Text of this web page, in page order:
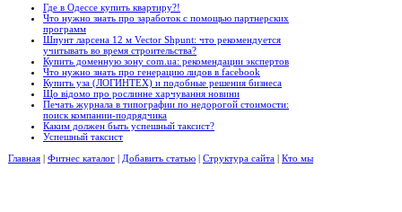
Где в Одессе купить квартиру?!
Что нужно знать про заработок с помощью партнерских
программ
Шпунт ларсена 12 м Vector Shpunt: что рекомендуется
учитывать во время строительства?
Купить доменную зону com.ua: рекомендации экспертов
Что нужно знать про генерацию лидов в facebook
Купить уза (ЛОГИНТЕХ) и подобные решения бизнеса
Що відомо про рослинне харчування новини
Печать журнала в типографии по недорогой стоимости:
поиск компании-подрядчика
Каким должен быть успешный таксист?
Успешный таксист
Главная | Фитнес каталог | Добавить статью | Структура сайта | Кто мы